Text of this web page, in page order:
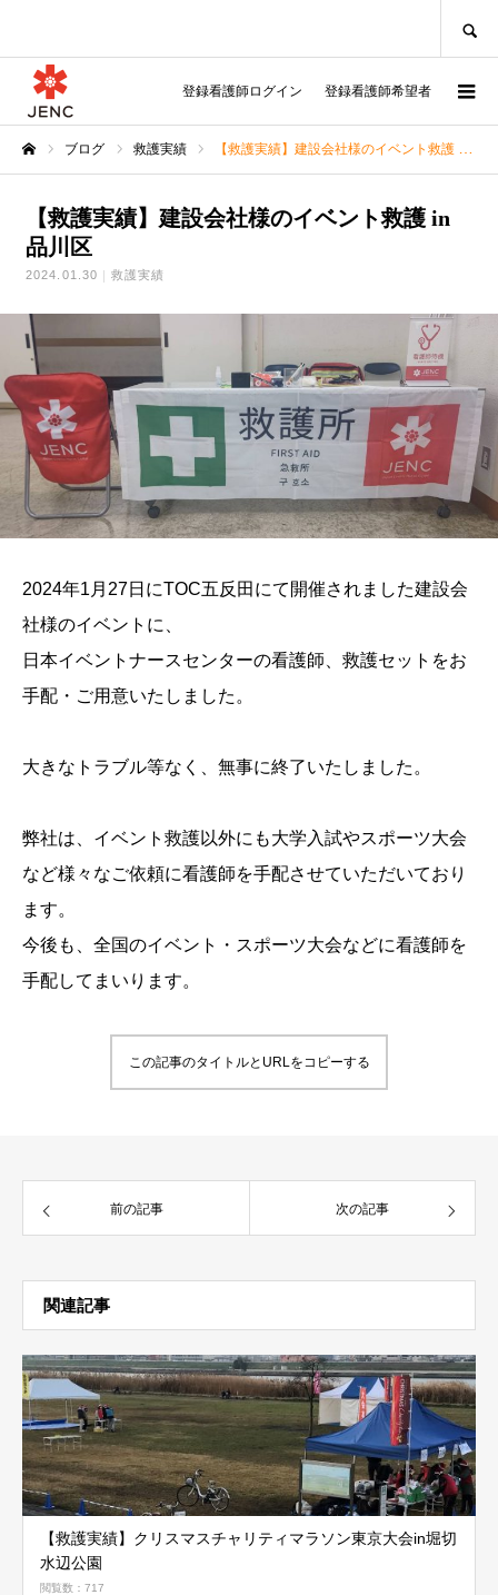
登録看護師ログイン 登録看護師希望者
ブログ 救護実績 【救護実績】建設会社様のイベント救護 in 品川区
【救護実績】建設会社様のイベント救護 in
品川区
2024.01.30 救護実績
2024年1月27日にTOC五反田にて開催されました建設会
社様のイベントに、
日本イベントナースセンターの看護師、救護セットをお
手配・ご用意いたしました。
大きなトラブル等なく、無事に終了いたしました。
弊社は、イベント救護以外にも大学入試やスポーツ大会
など様々なご依頼に看護師を手配させていただいており
ます。
今後も、全国のイベント・スポーツ大会などに看護師を
手配してまいります。
この記事のタイトルとURLをコピーする
前の記事 次の記事
関連記事
【救護実績】クリスマスチャリティマラソン東京大会in堀切
水辺公園
閲覧数：717